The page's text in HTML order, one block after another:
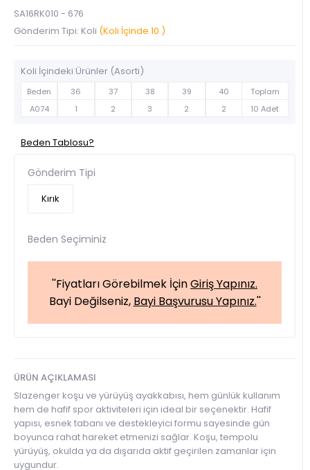
SA16RK010 - 676
Gönderim Tipi: Koli (Koli İçinde 10 )
Koli İçindeki Ürünler (Asorti)
Beden 36 37 38 39 40
Toplam
A074
1 2 3 2 2 10 Adet
Beden Tablosu?
Gönderim Tipi
Kırık
Beden Seçiminiz
''Fiyatları Görebilmek İçinGiriş Yapınız.
Bayi Değilseniz, Bayi Başvurusu Yapınız.''
ÜRÜN AÇIKLAMASI
Slazenger koşu ve yürüyüş ayakkabısı, hem günlük kullanım
hem de hafif spor aktiviteleri için ideal bir seçenektir. Hafif
yapısı, esnek tabanı ve destekleyici formu sayesinde gün
boyunca rahat hareket etmenizi sağlar. Koşu, tempolu
yürüyüş, okulda ya da dışarıda aktif geçirilen zamanlar için
uygundur.